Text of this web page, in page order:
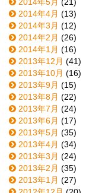
2014年4月 (13)
2014年3月 (12)
2014年2月 (26)
2014年1月 (16)
2013年12月 (41)
2013年10月 (16)
2013年9月 (15)
2013年8月 (22)
2013年7月 (24)
2013年6月 (17)
2013年5月 (35)
2013年4月 (34)
2013年3月 (24)
2013年2月 (35)
2013年1月 (27)